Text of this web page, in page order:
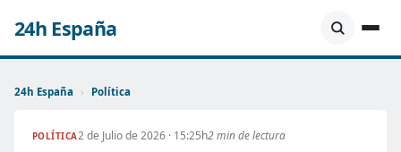
24h España
24h España › Política
POLÍTICA2 de Julio de 2026 · 15:25h2 min de lectura